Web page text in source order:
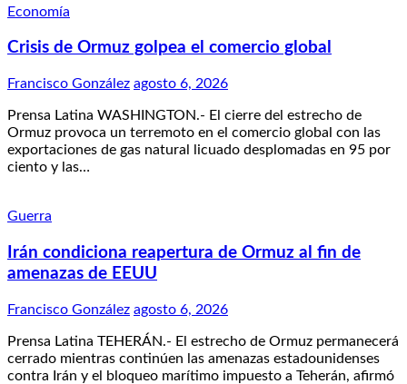
Economía
Crisis de Ormuz golpea el comercio global
Francisco González agosto 6, 2026
Prensa Latina WASHINGTON.- El cierre del estrecho de
Ormuz provoca un terremoto en el comercio global con las
exportaciones de gas natural licuado desplomadas en 95 por
ciento y las…
Guerra
Irán condiciona reapertura de Ormuz al fin de
amenazas de EEUU
Francisco González agosto 6, 2026
Prensa Latina TEHERÁN.- El estrecho de Ormuz permanecerá
cerrado mientras continúen las amenazas estadounidenses
contra Irán y el bloqueo marítimo impuesto a Teherán, afirmó